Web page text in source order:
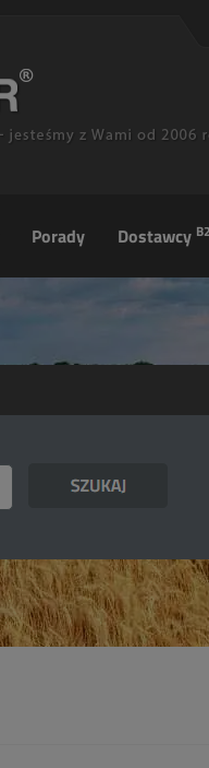
Porady Dostawcy